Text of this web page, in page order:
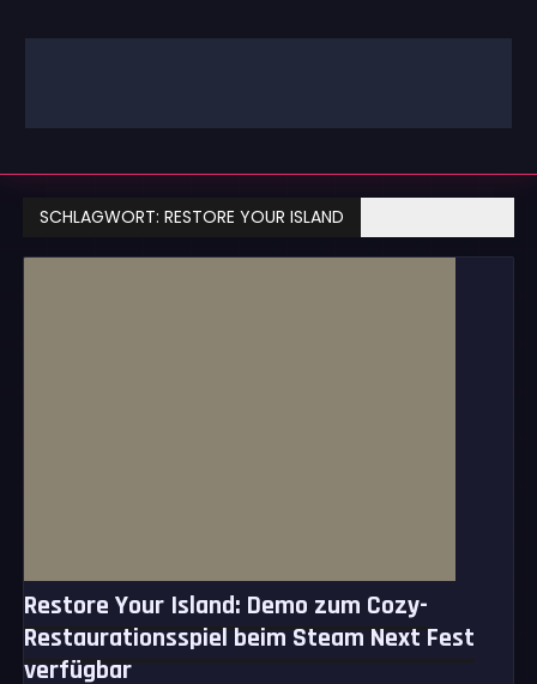
Inhalt
SCHLAGWORT:RESTORE YOUR ISLAND
Restore Your Island: Demo zum Cozy-
Restaurationsspiel beim Steam Next Fest
verfügbar